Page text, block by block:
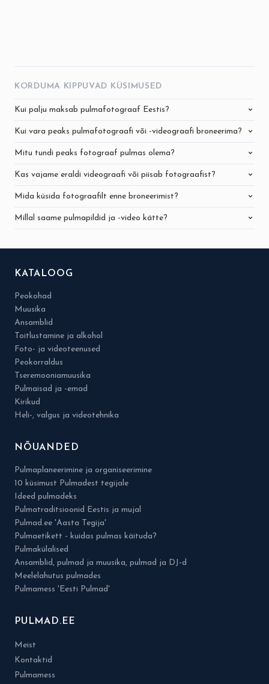
KORDUMA KIPPUVAD KÜSIMUSED
Kui palju maksab pulmafotograaf Eestis?
Kui vara peaks pulmafotograafi või -videograafi broneerima?
Mitu tundi peaks fotograaf pulmas olema?
Kas vajame eraldi videograafi või piisab fotograafist?
Mida küsida fotograafilt enne broneerimist?
Millal saame pulmapildid ja -video kätte?
KATALOOG
Peokohad
Muusika
Ansamblid
Toitlustamine ja alkohol
Foto- ja videoteenused
Peokorraldus
Tseremooniamuusika
Pulmaisad ja -emad
Kirikud
Heli-, valgus ja videotehnika
NÕUANDED
Pulmaplaneerimine ja organiseerimine
10 küsimust Pulmadest tegijale
Ideed pulmadeks
Pulmatraditsioonid Eestis ja mujal
Pulmad.ee 'Aasta Tegija'
Pulmaetikett - kuidas pulmas käituda?
Pulmakülalised
Ansamblid, pulmad ja muusika, pulmad ja DJ-d
Meelelahutus pulmades
Pulmamess 'Eesti Pulmad'
PULMAD.EE
Meist
Kontaktid
Pulmamess